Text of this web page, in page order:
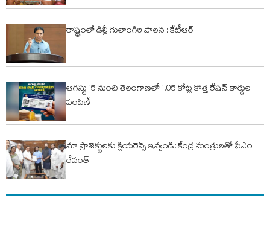
రాష్ట్రంలో ఢిల్లీ గులాంగిరి పాలన : కేటీఆర్
ఆగస్టు 15 నుంచి తెలంగాణలో 1.05 కోట్ల కొత్త రేషన్ కార్డుల
పంపిణీ
మా ప్రాజెక్టులకు క్లియరెన్స్ ఇవ్వండి: కేంద్ర మంత్రులతో సీఎం
రేవంత్